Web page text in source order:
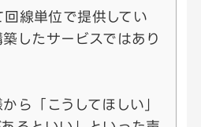
線単位で提供してい
したサービスではあり
ら「こうしてほしい」